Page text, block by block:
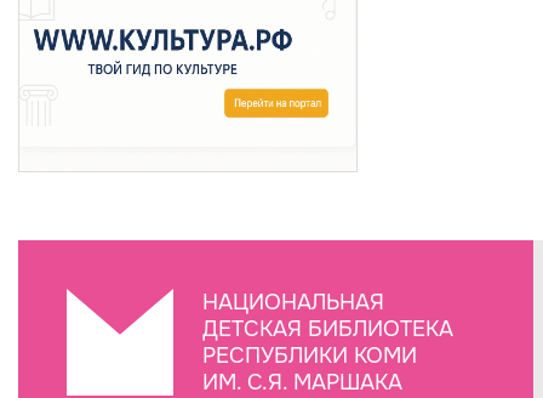
НАЦИОНАЛЬНАЯ
ДЕТСКАЯ БИБЛИОТЕКА
РЕСПУБЛИКИ КОМИ
ИМ. С.Я. МАРШАКА